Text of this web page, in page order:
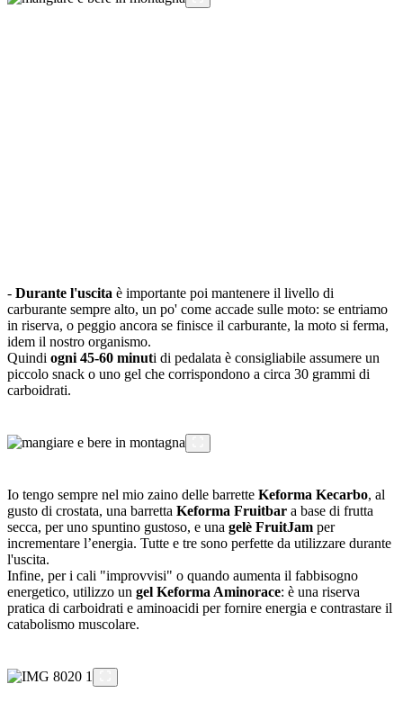
- Durante l'uscita è importante poi mantenere il livello di
carburante sempre alto, un po' come accade sulle moto: se entriamo
in riserva, o peggio ancora se finisce il carburante, la moto si ferma,
idem il nostro organismo.
Quindi ogni 45-60 minuti di pedalata è consigliabile assumere un
piccolo snack o uno gel che corrispondono a circa 30 grammi di
carboidrati.
Io tengo sempre nel mio zaino delle barrette Keforma Kecarbo, al
gusto di crostata, una barretta Keforma Fruitbar a base di frutta
secca, per uno spuntino gustoso, e una gelè FruitJam per
incrementare l’energia. Tutte e tre sono perfette da utilizzare durante
l'uscita.
Infine, per i cali "improvvisi" o quando aumenta il fabbisogno
energetico, utilizzo un gel Keforma Aminorace: è una riserva
pratica di carboidrati e aminoacidi per fornire energia e contrastare il
catabolismo muscolare.